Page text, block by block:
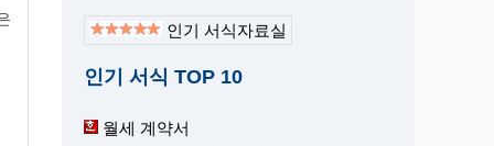
인기 서식자료실
인기 서식 TOP 10
월세 계약서